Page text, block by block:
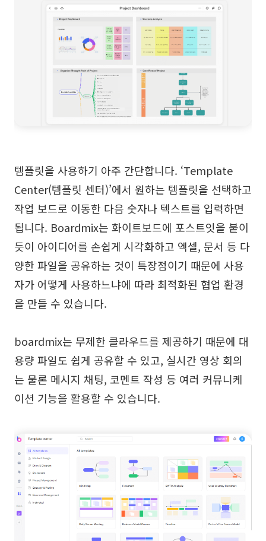
템플릿을 사용하기 아주 간단합니다. ‘Template
Center(템플릿 센터)’에서 원하는 템플릿을 선택하고
작업 보드로 이동한 다음 숫자나 텍스트를 입력하면
됩니다. Boardmix는 화이트보드에 포스트잇을 붙이
듯이 아이디어를 손쉽게 시각화하고 엑셀, 문서 등 다
양한 파일을 공유하는 것이 특장점이기 때문에 사용
자가 어떻게 사용하느냐에 따라 최적화된 협업 환경
을 만들 수 있습니다.
boardmix는 무제한 클라우드를 제공하기 때문에 대
용량 파일도 쉽게 공유할 수 있고, 실시간 영상 회의
는 물론 메시지 채팅, 코멘트 작성 등 여러 커뮤니케
이션 기능을 활용할 수 있습니다.